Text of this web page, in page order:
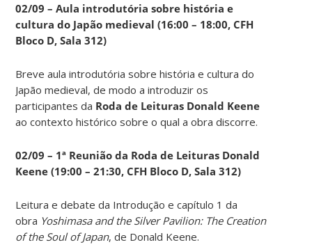
02/09 – Aula introdutória sobre história e
cultura do Japão medieval (16:00 – 18:00, CFH
Bloco D, Sala 312)
Breve aula introdutória sobre história e cultura do
Japão medieval, de modo a introduzir os
participantes da Roda de Leituras Donald Keene
ao contexto histórico sobre o qual a obra discorre.
02/09 – 1ª Reunião da Roda de Leituras Donald
Keene (19:00 – 21:30, CFH Bloco D, Sala 312)
Leitura e debate da Introdução e capítulo 1 da
obra Yoshimasa and the Silver Pavilion: The Creation
of the Soul of Japan, de Donald Keene.